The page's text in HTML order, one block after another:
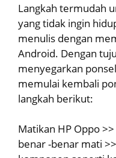
Langkah termudah
yang tidak ingin
menulis dengan
Android. Dengan
menyegarkan
memulai kembali
langkah berikut:
Matikan HP Oppo
benar -benar mati